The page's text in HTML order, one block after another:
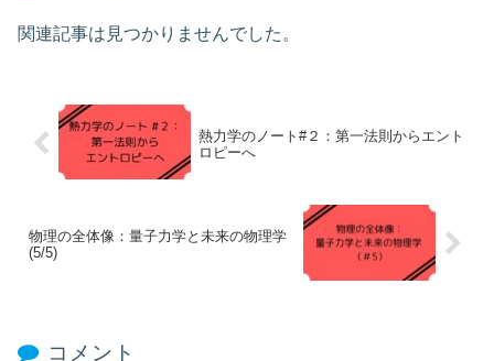
関連記事は見つかりませんでした。
熱力学のノート#２：第一法則からエント
ロピーへ
物理の全体像：量子力学と未来の物理学
(5/5)
コメント